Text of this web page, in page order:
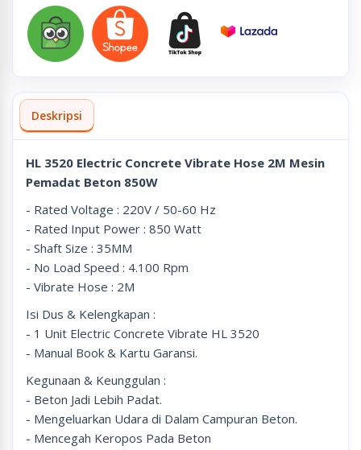
Deskripsi
HL 3520 Electric Concrete Vibrate Hose 2M Mesin
Pemadat Beton 850W
- Rated Voltage : 220V / 50-60 Hz
- Rated Input Power : 850 Watt
- Shaft Size : 35MM
- No Load Speed : 4.100 Rpm
- Vibrate Hose : 2M
Isi Dus & Kelengkapan :
- 1 Unit Electric Concrete Vibrate HL 3520
- Manual Book & Kartu Garansi.
Kegunaan & Keunggulan :
- Beton Jadi Lebih Padat.
- Mengeluarkan Udara di Dalam Campuran Beton.
- Mencegah Keropos Pada Beton